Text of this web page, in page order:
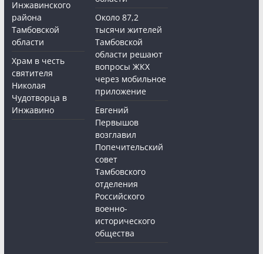
Инжавинского
района
Тамбовской
области
Храм в честь
святителя
Николая
Чудотворца в
Инжавино
Около 87,2
тысячи жителей
Тамбовской
области решают
вопросы ЖКХ
через мобильное
приложение
Евгений
Первышов
возглавил
Попечительский
совет
Тамбовского
отделения
Российского
военно-
исторического
общества